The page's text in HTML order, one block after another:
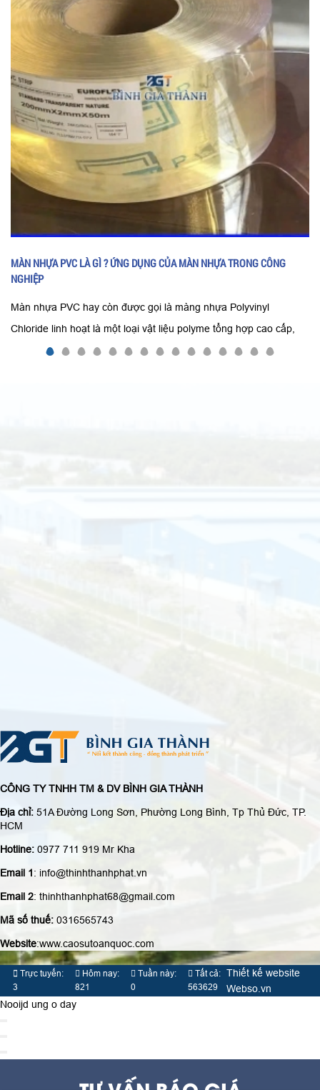
MÀN NHỰA PVC LÀ GÌ ? ỨNG DỤNG CỦA MÀN NHỰA TRONG CÔNG
NGHIỆP
Màn nhựa PVC hay còn được gọi là màng nhựa Polyvinyl
Chloride linh hoạt là một loại vật liệu polyme tổng hợp cao cấp,
được sản xuất thông qua quá trình cán hoặc đùn nhựa PVC kết
CÔNG TY TNHH TM & DV BÌNH GIA THÀNH
Địa chỉ: 51A Đường Long Sơn, Phường Long Bình, Tp Thủ Đức, TP.
HCM
Hotline: 0977 711 919 Mr Kha
Email 1: info@thinhthanhphat.vn
Email 2: thinhthanhphat68@gmail.com
Mã số thuế: 0316565743
Website:www.caosutoanquoc.com
Trực tuyến:
3
Hôm nay:
821
Tuần này:
0
Tất cả:
563629
Thiết kế website
Webso.vn
Nooijd ung o day